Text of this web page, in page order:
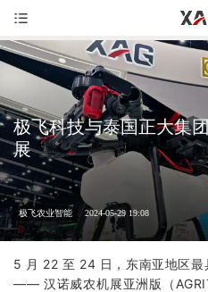
极飞科技与泰国正大集
展
极飞农业智能 2024-05-29 19:08
5 月 22 至 24 日，东南亚地区最
—— 汉诺威农机展亚洲版（